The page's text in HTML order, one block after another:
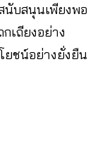
นับสนุนเพียงพอ
เถียงอย่าง
ยชน์อย่างยั่งยืน